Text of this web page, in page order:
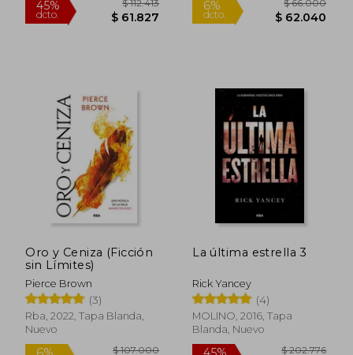
Oro y Ceniza (Ficción
sin Límites)
Pierce Brown
(3)
Rba, 2022, Tapa Blanda,
Nuevo
La última estrella 3
Rick Yancey
(4)
MOLINO, 2016, Tapa
Blanda, Nuevo